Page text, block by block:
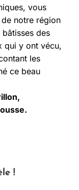
vous
notre région
des
qui y ont vécu,
les
ce beau
!